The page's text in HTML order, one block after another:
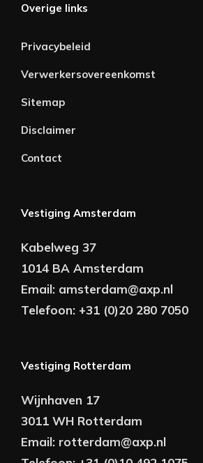
Overige links
Privacybeleid
Verwerkersovereenkomst
Sitemap
Disclaimer
Contact
Vestiging Amsterdam
Kabelweg 37
1014 BA Amsterdam
Email: amsterdam@axp.nl
Telefoon: +31 (0)20 280 7050
Vestiging Rotterdam
Wijnhaven 17
3011 WH Rotterdam
Email: rotterdam@axp.nl